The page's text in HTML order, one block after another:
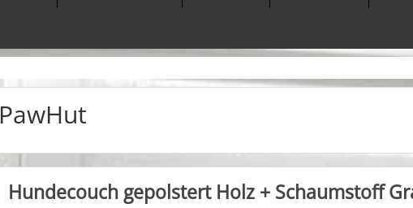
PawHut
Hundecouch gepolstert Holz + Schaumstoff